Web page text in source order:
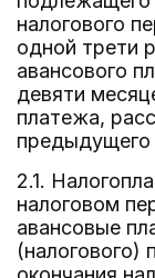
налогового
одной трети
авансового
девяти
платежа,
предыдущего
2.1.
налоговом
авансовые
(налогового)